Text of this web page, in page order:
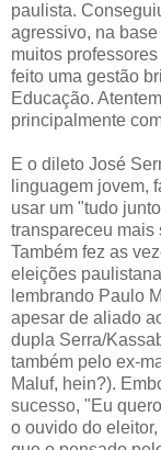
paulista.
agressivo, na base
muitos
feito uma gestão
Educação.
principalmente
E o dileto José
linguagem jovem,
usar um "tudo
transpareceu mais
Também fez as
eleições
lembrando Paulo
apesar de aliado
dupla Serra/
também pelo ex-
Maluf, hein?).
sucesso, "Eu
o ouvido do